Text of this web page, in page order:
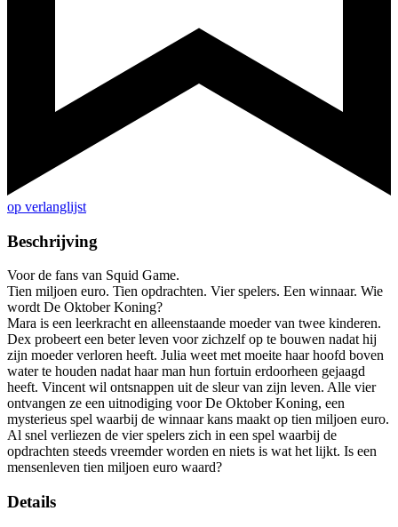
op verlanglijst
Beschrijving
Voor de fans van Squid Game.
Tien miljoen euro. Tien opdrachten. Vier spelers. Een winnaar. Wie
wordt De Oktober Koning?
Mara is een leerkracht en alleenstaande moeder van twee kinderen.
Dex probeert een beter leven voor zichzelf op te bouwen nadat hij
zijn moeder verloren heeft. Julia weet met moeite haar hoofd boven
water te houden nadat haar man hun fortuin erdoorheen gejaagd
heeft. Vincent wil ontsnappen uit de sleur van zijn leven. Alle vier
ontvangen ze een uitnodiging voor De Oktober Koning, een
mysterieus spel waarbij de winnaar kans maakt op tien miljoen euro.
Al snel verliezen de vier spelers zich in een spel waarbij de
opdrachten steeds vreemder worden en niets is wat het lijkt. Is een
mensenleven tien miljoen euro waard?
Details